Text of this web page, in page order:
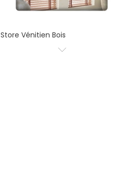
Store Vénitien Bois